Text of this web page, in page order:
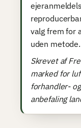
valg frem for
uden metode.
Skrevet af
marked for
forhandler-
anbefaling